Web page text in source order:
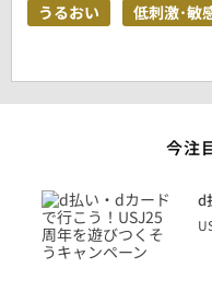
うるおい 低刺激･敏
今注
d